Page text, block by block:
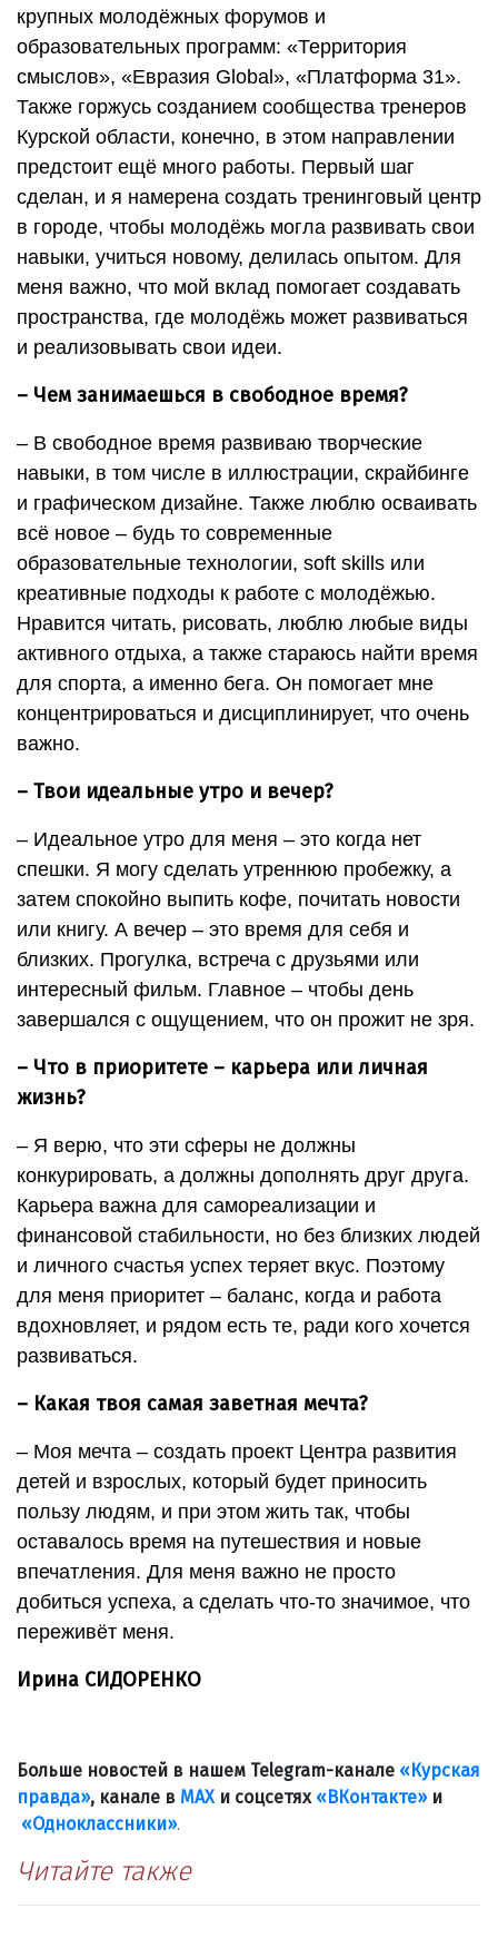
крупных молодёжных форумов и
образовательных программ: «Территория
смыслов», «Евразия Global», «Платформа 31».
Также горжусь созданием сообщества тренеров
Курской области, конечно, в этом направлении
предстоит ещё много работы. Первый шаг
сделан, и я намерена создать тренинговый центр
в городе, чтобы молодёжь могла развивать свои
навыки, учиться новому, делилась опытом. Для
меня важно, что мой вклад помогает создавать
пространства, где молодёжь может развиваться
и реализовывать свои идеи.
– Чем занимаешься в свободное время?
– В свободное время развиваю творческие
навыки, в том числе в иллюстрации, скрайбинге
и графическом дизайне. Также люблю осваивать
всё новое – будь то современные
образовательные технологии, soft skills или
креативные подходы к работе с молодёжью.
Нравится читать, рисовать, люблю любые виды
активного отдыха, а также стараюсь найти время
для спорта, а именно бега. Он помогает мне
концентрироваться и дисциплинирует, что очень
важно.
– Твои идеальные утро и вечер?
– Идеальное утро для меня – это когда нет
спешки. Я могу сделать утреннюю пробежку, а
затем спокойно выпить кофе, почитать новости
или книгу. А вечер – это время для себя и
близких. Прогулка, встреча с друзьями или
интересный фильм. Главное – чтобы день
завершался с ощущением, что он прожит не зря.
– Что в приоритете – карьера или личная
жизнь?
– Я верю, что эти сферы не должны
конкурировать, а должны дополнять друг друга.
Карьера важна для самореализации и
финансовой стабильности, но без близких людей
и личного счастья успех теряет вкус. Поэтому
для меня приоритет – баланс, когда и работа
вдохновляет, и рядом есть те, ради кого хочется
развиваться.
– Какая твоя самая заветная мечта?
– Моя мечта – создать проект Центра развития
детей и взрослых, который будет приносить
пользу людям, и при этом жить так, чтобы
оставалось время на путешествия и новые
впечатления. Для меня важно не просто
добиться успеха, а сделать что-то значимое, что
переживёт меня.
Ирина СИДОРЕНКО
Больше новостей в нашем Telegram-канале «Курская
правда», канале в МАХи соцсетях «ВКонтакте»и
«Одноклассники».
Читайте также